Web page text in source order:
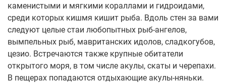
каменистыми и мягкими кораллами и гидроидами,
среди которых кишмя кишит рыба. Вдоль стен за вами
следуют целые стаи любопытных рыб-ангелов,
вымпельных рыб, мавританских идолов, сладкогубов,
цезио. Встречаются также крупные обитатели
открытого моря, в том числе акулы, скаты и черепахи.
В пещерах попадаются отдыхающие акулы-няньки.